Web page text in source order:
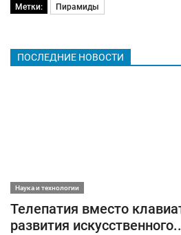
Метки: Пирамиды
ПОСЛЕДНИЕ НОВОСТИ
Наука и технологии
Телепатия вместо
развития искусственного..